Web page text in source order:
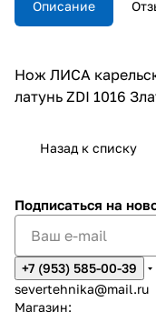
Описание
Нож ЛИСА
латунь ZDI 1016
Назад к списку
Подписаться на
+7 (953) 585-00-39
severtehnika@mail.ru
Магазин: